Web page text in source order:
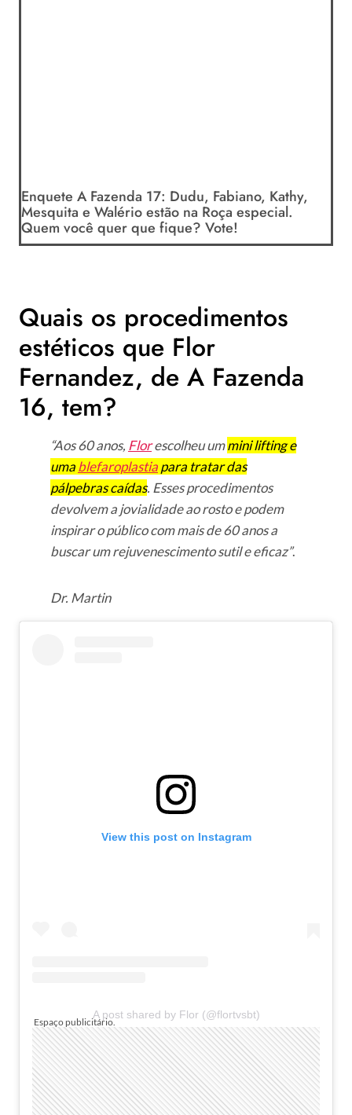
Enquete A Fazenda 17: Dudu, Fabiano, Kathy,
Mesquita e Walério estão na Roça especial.
Quem você quer que fique? Vote!
Quais os procedimentos
estéticos que Flor
Fernandez, de A Fazenda
16, tem?
“Aos 60 anos, Florescolheu ummini lifting e
umablefaroplastiapara tratar das
pálpebras caídas. Esses procedimentos
devolvem a jovialidade ao rosto e podem
inspirar o público com mais de 60 anos a
buscar um rejuvenescimento sutil e eficaz”.
Dr. Martin
View this post on Instagram
A post shared by Flor (@flortvsbt)